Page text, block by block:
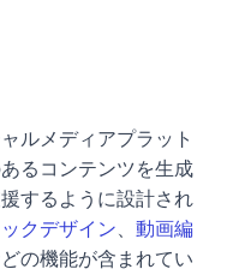
ルメディアプラット
るコンテンツを生成
するように設計され
クデザイン、 動画編
の機能が含まれてい